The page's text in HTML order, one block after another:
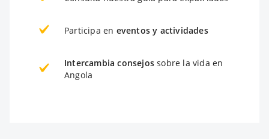
Participa en eventos y actividades
Intercambia consejos sobre la vida en
Angola